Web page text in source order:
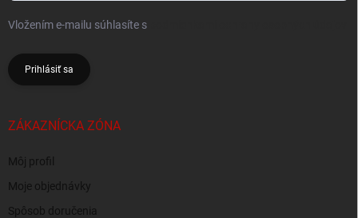
Vložením e-mailu súhlasíte s
Prihlásiť sa
ZÁKAZNÍCKA ZÓNA
Môj profil
Moje objednávky
Spôsob doručenia